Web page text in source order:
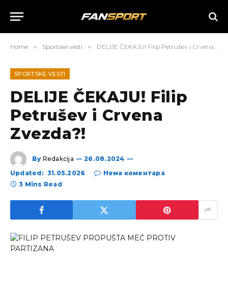
Home » Sportske vesti » DELIJE ČEKAJU! Filip Petrušev i Crvena Zvezda?!
SPORTSKE VESTI
DELIJE ČEKAJU! Filip
Petrušev i Crvena
Zvezda?!
By Redakcija
26.08.2024
Updated: 31.05.2026
Нема коментара
3 Mins Read